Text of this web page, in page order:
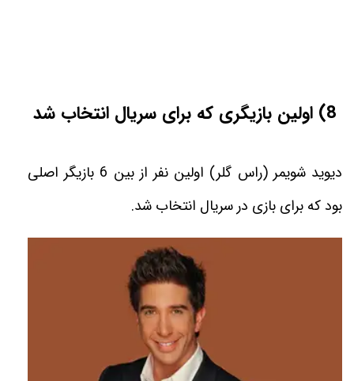
(8 اولین بازیگری که برای سریال انتخاب شد
دیويد شويمر (راس گلر) اولين نفر از بين 6 بازيگر اصلى
بود كه براى بازى در سريال انتخاب شد.